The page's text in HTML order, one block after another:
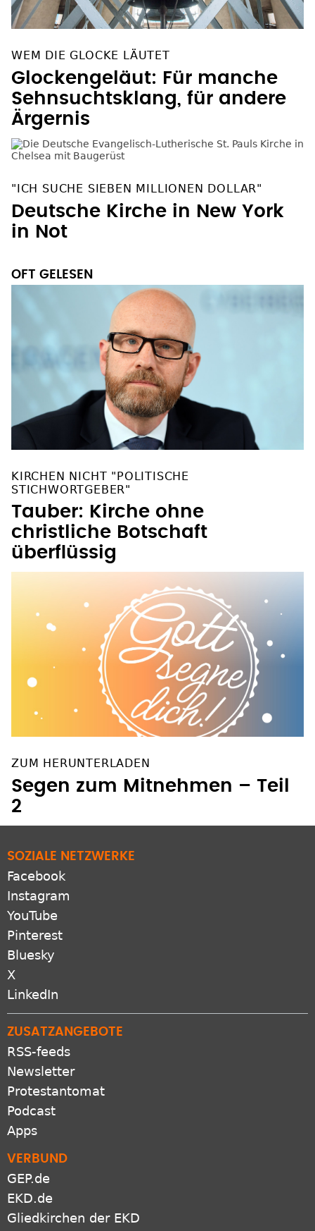
WEM DIE GLOCKE LÄUTET
Glockengeläut: Für manche
Sehnsuchtsklang, für andere
Ärgernis
"ICH SUCHE SIEBEN MILLIONEN DOLLAR"
Deutsche Kirche in New York
in Not
OFT GELESEN
KIRCHEN NICHT "POLITISCHE
STICHWORTGEBER"
Tauber: Kirche ohne
christliche Botschaft
überflüssig
ZUM HERUNTERLADEN
Segen zum Mitnehmen – Teil
2
SOZIALE NETZWERKE
Facebook
Instagram
YouTube
Pinterest
Bluesky
X
LinkedIn
ZUSATZANGEBOTE
RSS-feeds
Newsletter
Protestantomat
Podcast
Apps
VERBUND
GEP.de
EKD.de
Gliedkirchen der EKD